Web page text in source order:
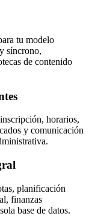
tu modelo
síncrono,
de contenido
horarios,
y comunicación
planificación
finanzas
base de datos.